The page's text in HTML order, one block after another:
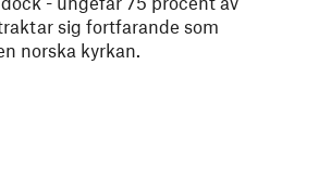
sig fortfarande som
norska kyrkan.